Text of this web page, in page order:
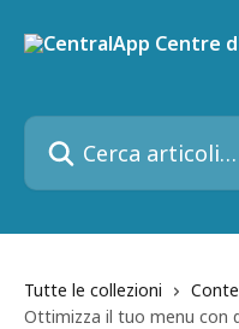
Cerca articoli…
Tutte le collezioni
Ottimizza il tuo menu con